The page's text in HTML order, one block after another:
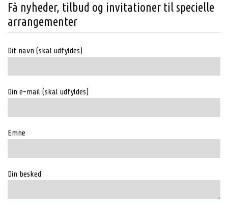
Få nyheder, tilbud og invitationer til specielle
arrangementer
Dit navn (skal udfyldes)
Din e-mail (skal udfyldes)
Emne
Din besked